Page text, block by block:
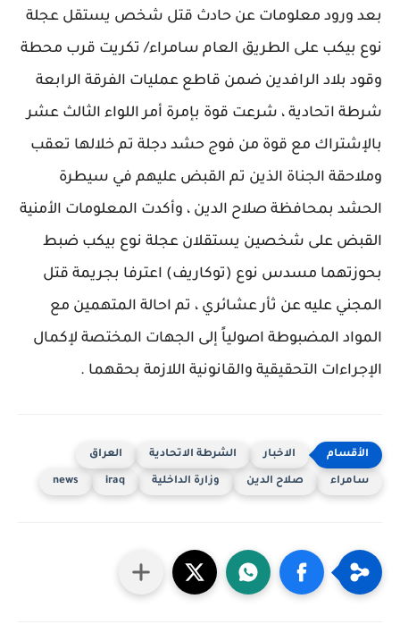
بعد ورود معلومات عن حادث قتل شخص يستقل عجلة
نوع بيكب على الطريق العام سامراء/ تكريت قرب محطة
وقود بلاد الرافدين ضمن قاطع عمليات الفرقة الرابعة
شرطة اتحادية ، شرعت قوة بإمرة أمر اللواء الثالث عشر
بالإشتراك مع قوة من فوج حشد دجلة تم خلالها تعقب
وملاحقة الجناة الذين تم القبض عليهم في سيطرة
الحشد بمحافظة صلاح الدين ، وأكدت المعلومات الأمنية
القبض على شخصين يستقلان عجلة نوع بيكب ضبط
بحوزتهما مسدس نوع (توكاريف) اعترفا بجريمة قتل
المجني عليه عن ثأر عشائري ، تم احالة المتهمين مع
المواد المضبوطة اصولياً إلى الجهات المختصة لإكمال
الإجراءات التحقيقية والقانونية اللازمة بحقهما .
الاخبار الشرطة الاتحادية العراق
سامراء صلاح الدين وزارة الداخلية iraq
news